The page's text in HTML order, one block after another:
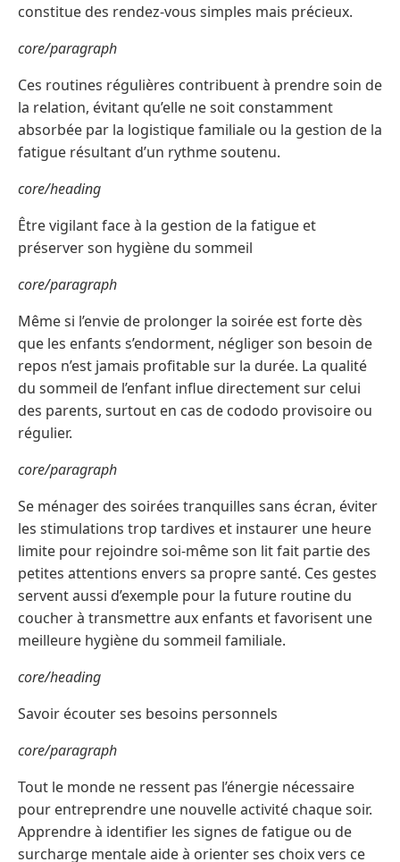
constitue des rendez-vous simples mais précieux.
core/paragraph
Ces routines régulières contribuent à prendre soin de
la relation, évitant qu’elle ne soit constamment
absorbée par la logistique familiale ou la gestion de la
fatigue résultant d’un rythme soutenu.
core/heading
Être vigilant face à la gestion de la fatigue et
préserver son hygiène du sommeil
core/paragraph
Même si l’envie de prolonger la soirée est forte dès
que les enfants s’endorment, négliger son besoin de
repos n’est jamais profitable sur la durée. La qualité
du sommeil de l’enfant influe directement sur celui
des parents, surtout en cas de cododo provisoire ou
régulier.
core/paragraph
Se ménager des soirées tranquilles sans écran, éviter
les stimulations trop tardives et instaurer une heure
limite pour rejoindre soi-même son lit fait partie des
petites attentions envers sa propre santé. Ces gestes
servent aussi d’exemple pour la future routine du
coucher à transmettre aux enfants et favorisent une
meilleure hygiène du sommeil familiale.
core/heading
Savoir écouter ses besoins personnels
core/paragraph
Tout le monde ne ressent pas l’énergie nécessaire
pour entreprendre une nouvelle activité chaque soir.
Apprendre à identifier les signes de fatigue ou de
surcharge mentale aide à orienter ses choix vers ce